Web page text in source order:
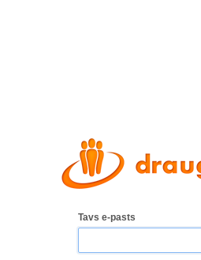
Tavs e-pasts